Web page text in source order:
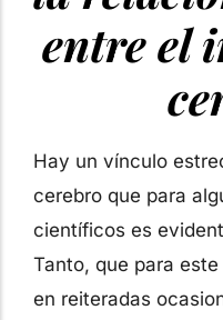
entre el
Hay un vínculo
cerebro que para
científicos es
Tanto, que para
en reiteradas